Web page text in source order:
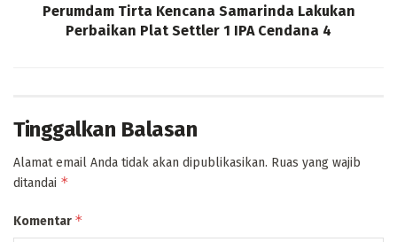
Perumdam Tirta Kencana Samarinda Lakukan
Perbaikan Plat Settler 1 IPA Cendana 4
Tinggalkan Balasan
Alamat email Anda tidak akan dipublikasikan. Ruas yang wajib
ditandai *
Komentar *